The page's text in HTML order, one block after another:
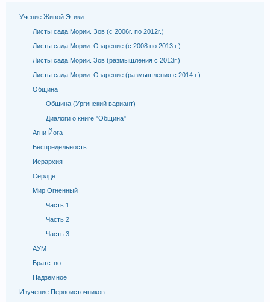
Учение Живой Этики
Листы сада Мории. Зов (с 2006г. по 2012г.)
Листы сада Мории. Озарение (с 2008 по 2013 г.)
Листы сада Мории. Зов (размышления с 2013г.)
Листы сада Мории. Озарение (размышления с 2014 г.)
Община
Община (Ургинский вариант)
Диалоги о книге "Община"
Агни Йога
Беспредельность
Иерархия
Сердце
Мир Огненный
Часть 1
Часть 2
Часть 3
АУМ
Братство
Надземное
Изучение Первоисточников